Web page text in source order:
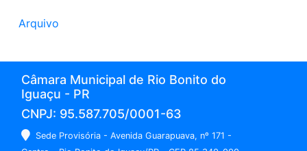
Arquivo
Câmara Municipal de Rio Bonito do
Iguaçu - PR
CNPJ: 95.587.705/0001-63
Sede Provisória - Avenida Guarapuava, nº 171 -